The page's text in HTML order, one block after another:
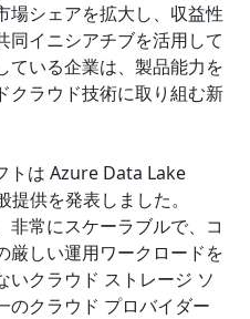
場シェアを拡大し、収益性
同イニシアチブを活用して
ている企業は、製品能力を
クラウド技術に取り組む新
トは Azure Data Lake
供を発表しました。
常にスケーラブルで、コ
厳しい運用ワークロードを
いクラウド ストレージ ソ
のクラウド プロバイダー